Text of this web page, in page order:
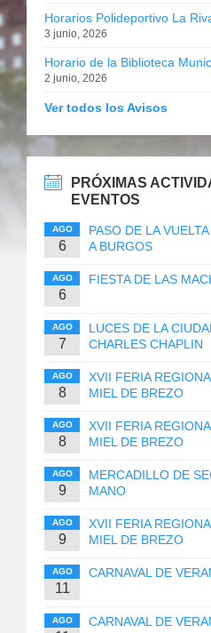
Horarios Polideportivo La
3 junio, 2026
Horario de la Biblioteca
2 junio, 2026
Ver todos los Avisos
PRÓXIMAS
EVENTOS
AGO
6
PASO DE LA
A BURGOS
AGO
6
FIESTA DE LAS
AGO
7
LUCES DE LA
CHARLES CHAPLIN
AGO
8
XVII FERIA
MIEL DE BREZO
AGO
8
XVII FERIA
MIEL DE BREZO
AGO
9
MERCADILLO DE
MANO
AGO
9
XVII FERIA
MIEL DE BREZO
AGO
11
CARNAVAL DE
AGO CARNAVAL DE